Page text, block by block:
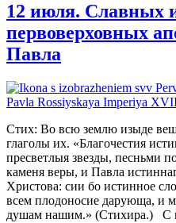
12 июля. Славных
первоверховных
Павла
Стих: Во всю землю изыде
глаголы их. «Благочестия
пресветлыя звезды, песньми
каменя веры, и Павла
Христова: сии бо истинное
всем плодоносие дарующа, и
душам нашим.» (Cтихира.) С